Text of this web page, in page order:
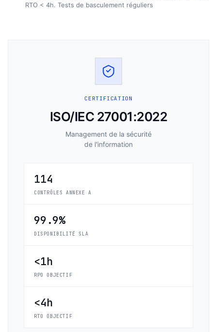
RTO < 4h. Tests de basculement réguliers
CERTIFICATION
ISO/IEC 27001:2022
Management de la sécurité
de l'information
114
CONTRÔLES ANNEXE A
99.9%
DISPONIBILITÉ SLA
<1h
RPO OBJECTIF
<4h
RTO OBJECTIF